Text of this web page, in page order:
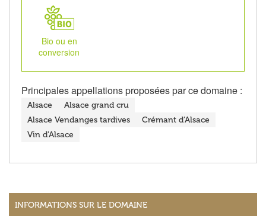
Bio ou en
conversion
Principales appellations proposées par ce domaine :
Alsace
Alsace grand cru
Alsace Vendanges tardives
Crémant d’Alsace
Vin d'Alsace
INFORMATIONS SUR LE DOMAINE